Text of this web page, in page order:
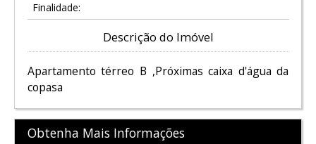
Finalidade:
Descrição do Imóvel
Apartamento térreo B ,Próximas caixa d'água da
copasa
Obtenha Mais Informações